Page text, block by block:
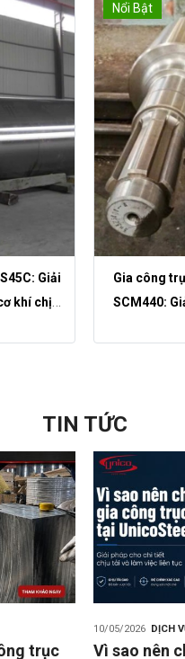
Giải
khí chịu
Nổi Bật
Gia công
SCM440:
TIN TỨC
trục
10/05/2026 DỊCH
Vì sao nên